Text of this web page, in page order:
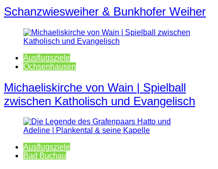
Schanzwiesweiher & Bunkhofer Weiher
Ausflugsziele
Ochsenhausen
Michaeliskirche von Wain | Spielball
zwischen Katholisch und Evangelisch
Ausflugsziele
Bad Buchau